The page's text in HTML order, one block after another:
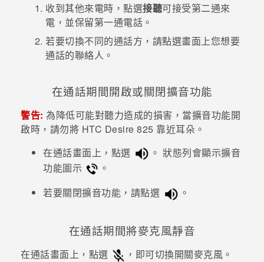
收到其他來電時，點選接聽可接受第二通來
電，並保留第一通電話。
若要切換不同的通話方，請點選畫面上您想要
通話的聯絡人。
在通話期間開啟或關閉擴音功能
警告: 為降低可能對聽力造成的損害，當擴音功能開
啟時，請勿將 HTC Desire 825 靠近耳朵。
在通話畫面上，點選
。 狀態列會顯示擴音
功能圖示
。
若要關閉擴音功能，請點選
。
在通話期間將麥克風靜音
在通話畫面上，點選
，即可切換開關麥克風。